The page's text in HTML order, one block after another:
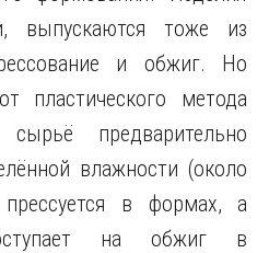
выпускаются тоже из
и обжиг. Но
пластического метода
предварительно
влажности (около
в формах, а
на обжиг в